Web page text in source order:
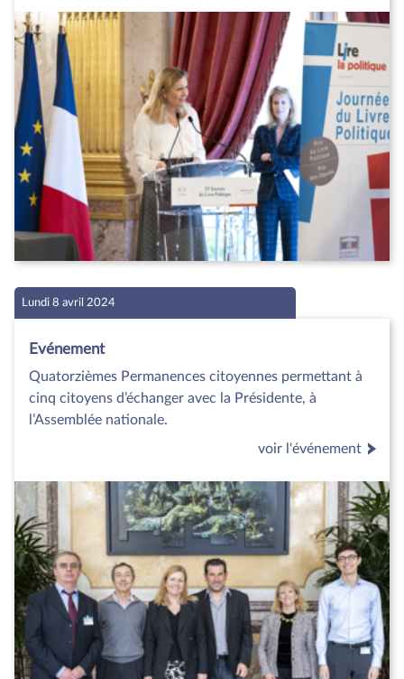
Lundi 8 avril 2024
Evénement
Quatorzièmes Permanences citoyennes permettant à
cinq citoyens d’échanger avec la Présidente, à
l’Assemblée nationale.
voir l'événement